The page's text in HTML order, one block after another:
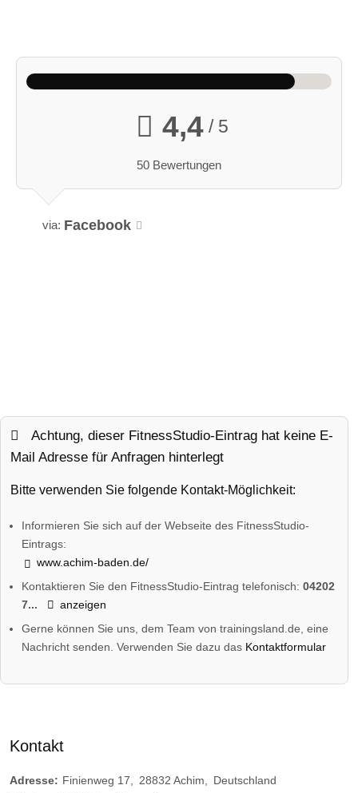
4,4/ 5
50 Bewertungen
via: Facebook
Achtung, dieser FitnessStudio-Eintrag hat keine E-
Mail Adresse für Anfragen hinterlegt
Bitte verwenden Sie folgende Kontakt-Möglichkeit:
Informieren Sie sich auf der Webseite des FitnessStudio-
Eintrags:
www.achim-baden.de/
Kontaktieren Sie den FitnessStudio-Eintrag telefonisch:04202
7...
anzeigen
Gerne können Sie uns, dem Team von trainingsland.de, eine
Nachricht senden. Verwenden Sie dazu das Kontaktformular
Kontakt
Adresse: Finienweg 17 28832 Achim
Deutschland